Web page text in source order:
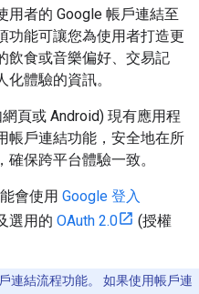
用者的 Google 帳戶連結至
功能可讓您為使用者打造更
飲食或音樂偏好、交易記
體驗的資訊。
頁或 Android) 現有應用程
帳戶連結功能，安全地在所
保跨平台體驗一致。
會使用 Google 登入
選用的 OAuth 2.0
(授權
連結流程功能。 如果使用帳戶連